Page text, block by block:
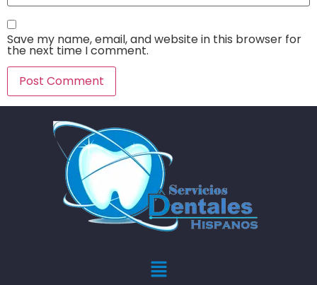
Save my name, email, and website in this browser for
the next time I comment.